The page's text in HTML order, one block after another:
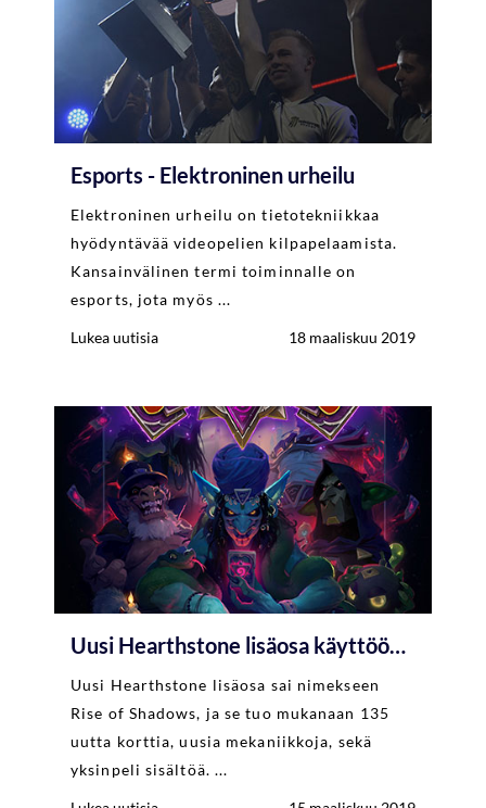
Esports - Elektroninen urheilu
Elektroninen urheilu on tietotekniikkaa
hyödyntävää videopelien kilpapelaamista.
Kansainvälinen termi toiminnalle on
esports, jota myös ...
Lukea uutisia 18 maaliskuu 2019
Uusi Hearthstone lisäosa käyttöön huhtikuussa
Uusi Hearthstone lisäosa sai nimekseen
Rise of Shadows, ja se tuo mukanaan 135
uutta korttia, uusia mekaniikkoja, sekä
yksinpeli sisältöä. ...